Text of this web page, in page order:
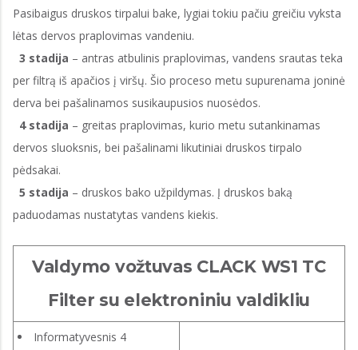
Pasibaigus druskos tirpalui bake, lygiai tokiu pačiu greičiu vyksta
lėtas dervos praplovimas vandeniu.
3 stadija – antras atbulinis praplovimas, vandens srautas teka
per filtrą iš apačios į viršų. Šio proceso metu supurenama joninė
derva bei pašalinamos susikaupusios nuosėdos.
4 stadija – greitas praplovimas, kurio metu sutankinamas
dervos sluoksnis, bei pašalinami likutiniai druskos tirpalo
pėdsakai.
5 stadija – druskos bako užpildymas. Į druskos baką
paduodamas nustatytas vandens kiekis.
Valdymo vožtuvas CLACK WS1 TC
Filter su elektroniniu valdikliu
Informatyvesnis 4